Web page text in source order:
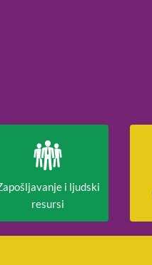
i ljudski
resursi